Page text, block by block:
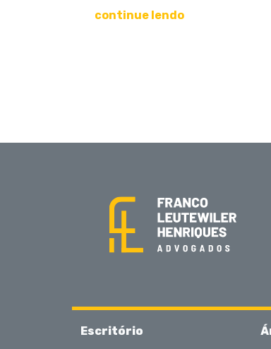
continue lendo
Escritório